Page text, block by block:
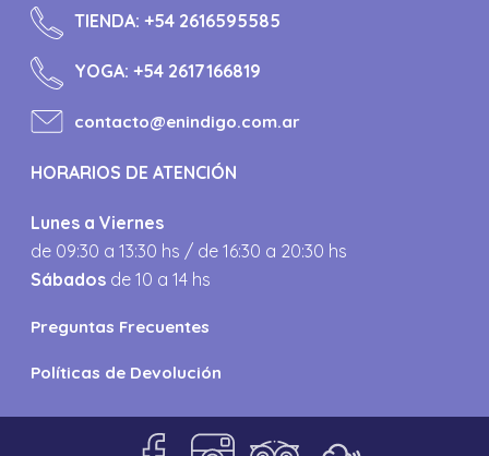
TIENDA:+54 2616595585
YOGA:+54 2617166819
contacto@enindigo.com.ar
HORARIOS DE ATENCIÓN
Lunes a Viernes
de 09:30 a 13:30 hs / de 16:30 a 20:30 hs
Sábados de 10 a 14 hs
Preguntas Frecuentes
Políticas de Devolución